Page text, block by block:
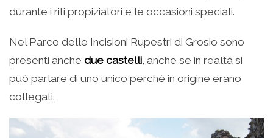
durante i riti propiziatori e le occasioni speciali.
Nel Parco delle Incisioni Rupestri di Grosio sono
presenti anche due castelli , anche se in realtà si
può parlare di uno unico perchè in origine erano
collegati.